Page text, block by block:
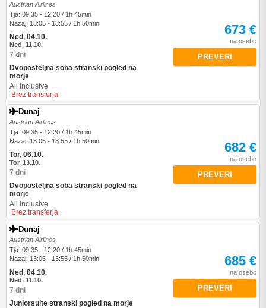
Austrian Airlines
Tja: 09:35 - 12:20 / 1h 45min
Nazaj: 13:05 - 13:55 / 1h 50min
Ned, 04.10.
Ned, 11.10.
7 dni
Dvoposteljna soba stranski pogled na
morje
All Inclusive
Brez transferja
673 €
na osebo
PREVERI
Dunaj
Austrian Airlines
Tja: 09:35 - 12:20 / 1h 45min
Nazaj: 13:05 - 13:55 / 1h 50min
Tor, 06.10.
Tor, 13.10.
7 dni
Dvoposteljna soba stranski pogled na
morje
All Inclusive
Brez transferja
682 €
na osebo
PREVERI
Dunaj
Austrian Airlines
Tja: 09:35 - 12:20 / 1h 45min
Nazaj: 13:05 - 13:55 / 1h 50min
Ned, 04.10.
Ned, 11.10.
7 dni
Juniorsuite stranski pogled na morje
685 €
na osebo
PREVERI